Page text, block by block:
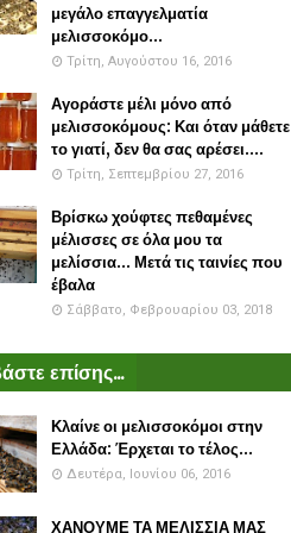
μεγάλο επαγγελματία
μελισσοκόμο...
Τρίτη, Αυγούστου 16, 2016
Αγοράστε μέλι μόνο από
μελισσοκόμους: Και όταν μάθετε
το γιατί, δεν θα σας αρέσει....
Τρίτη, Σεπτεμβρίου 27, 2016
Βρίσκω χούφτες πεθαμένες
μέλισσες σε όλα μου τα
μελίσσια... Μετά τις ταινίες που
έβαλα
Σάββατο, Φεβρουαρίου 03, 2018
επίσης...
Κλαίνε οι μελισσοκόμοι στην
Ελλάδα: Έρχεται το τέλος...
Δευτέρα, Ιουνίου 06, 2016
ΧΑΝΟΥΜΕ ΤΑ ΜΕΛΙΣΣΙΑ ΜΑΣ